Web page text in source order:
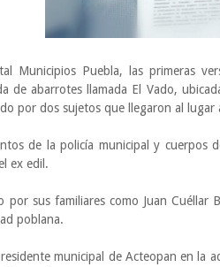
Municipios Puebla, las primeras
de abarrotes llamada El Vado,
por dos sujetos que llegaron al
de la policía municipal y cuerpos
ex edil.
por sus familiares como Juan Cuéllar
poblana.
municipal de Acteopan en la